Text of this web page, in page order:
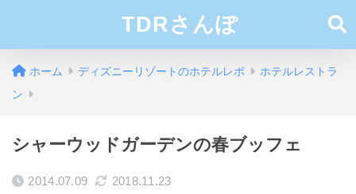
TDRさんぽ
ホーム ディズニーリゾートのホテルレポ
ホテルレストラ
ン
シャーウッドガーデンの春ブッフェ
2014.07.09 2018.11.23